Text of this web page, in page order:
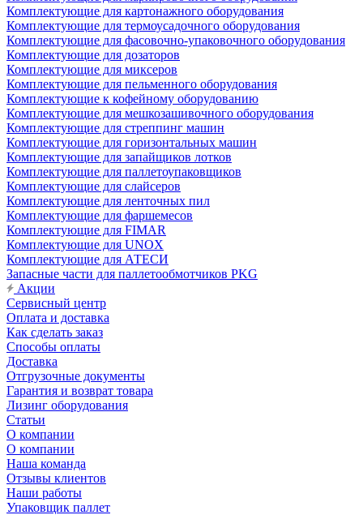
Комплектующие для картонажного оборудования
Комплектующие для термоусадочного оборудования
Комплектующие для фасовочно-упаковочного оборудования
Комплектующие для дозаторов
Комплектующие для миксеров
Комплектующие для пельменного оборудования
Комплектующие к кофейному оборудованию
Комплектующие для мешкозашивочного оборудования
Комплектующие для стреппинг машин
Комплектующие для горизонтальных машин
Комплектующие для запайщиков лотков
Комплектующие для паллетоупаковщиков
Комплектующие для слайсеров
Комплектующие для ленточных пил
Комплектующие для фаршемесов
Комплектующие для FIMAR
Комплектующие для UNOX
Комплектующие для АТЕСИ
Запасные части для паллетообмотчиков PKG
Акции
Сервисный центр
Оплата и доставка
Как сделать заказ
Способы оплаты
Доставка
Отгрузочные документы
Гарантия и возврат товара
Лизинг оборудования
Статьи
О компании
О компании
Наша команда
Отзывы клиентов
Наши работы
Упаковщик паллет